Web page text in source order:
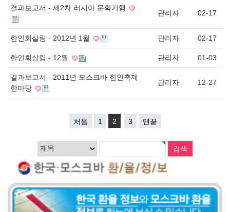
결과보고서 - 제2차 러시아 문학기행
관리자 02-17
한인회살림 - 2012년 1월 관리자 02-17
한인회살림 - 12월 관리자 01-03
결과보고서 - 2011년 모스크바 한인축제
한마당
관리자 12-27
처음 1 2 3 맨끝